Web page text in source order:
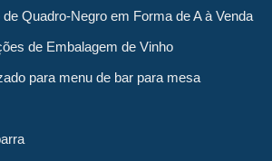
Quadro-Negro em Forma de A à Venda
de Embalagem de Vinho
para menu de bar para mesa